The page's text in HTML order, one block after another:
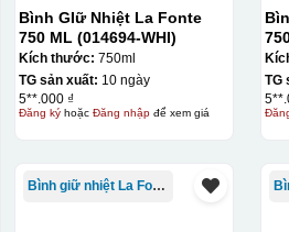
phù hợp cho sản xuất số lượng
quy trình chuẩn bị kỹ lưỡng và
tương đối cao.
Bình GIữ Nhiệt La Fonte
750 ML (014694-WHI)
Kích thước: 750ml
TG sản xuất: 10 ngày
5**.000 ₫
Đăng kýhoặc Đăng nhậpđể xem giá
TG
Bình giữ nhiệt La Fonte